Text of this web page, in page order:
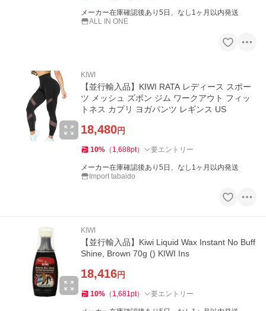
メーカー在庫確認後あり5日、なし1ヶ月以内発送
ALL IN ONE
KIWI
【並行輸入品】KIWI RATA レディース スポー
ツ メッシュ ズボン ジム ワークアウト フィッ
トネス カプリ ヨガパンツ レギンス US
18,480円
10% （ 1,688pt） 要エントリー
メーカー在庫確認後あり5日、なし1ヶ月以内発送
Import tabaido
KIWI
【並行輸入品】Kiwi Liquid Wax Instant No Buff
Shine, Brown 70g () KIWI Ins
18,416円
10% （ 1,681pt） 要エントリー